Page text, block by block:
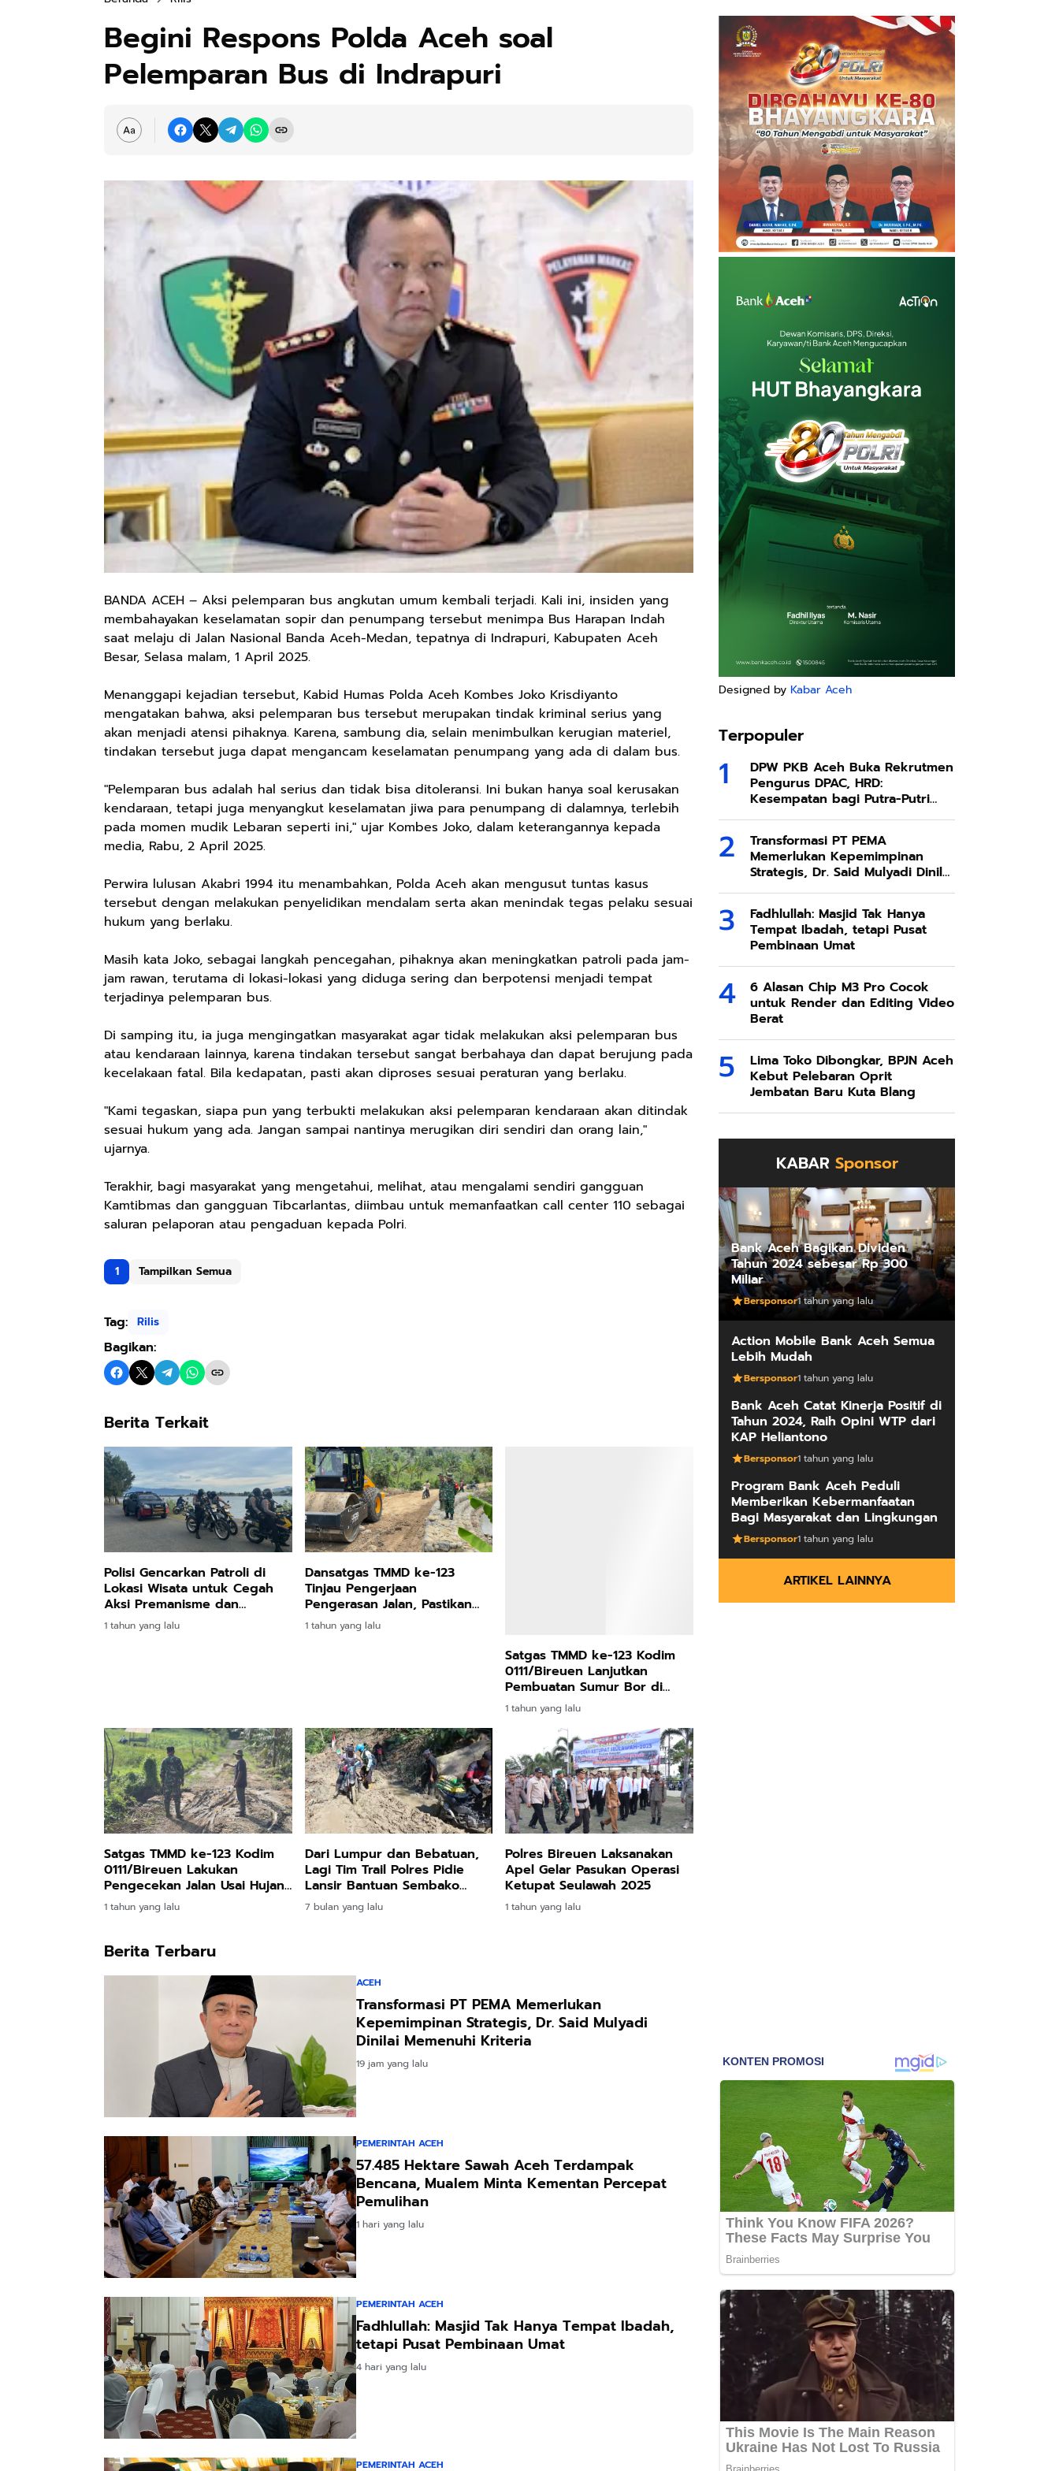
Begini Respons Polda Aceh soal
Pelemparan Bus di Indrapuri
BANDA ACEH – Aksi pelemparan bus angkutan umum kembali terjadi. Kali ini, insiden yang
membahayakan keselamatan sopir dan penumpang tersebut menimpa Bus Harapan Indah
saat melaju di Jalan Nasional Banda Aceh-Medan, tepatnya di Indrapuri, Kabupaten Aceh
Besar, Selasa malam, 1 April 2025.
Menanggapi kejadian tersebut, Kabid Humas Polda Aceh Kombes Joko Krisdiyanto
mengatakan bahwa, aksi pelemparan bus tersebut merupakan tindak kriminal serius yang
akan menjadi atensi pihaknya. Karena, sambung dia, selain menimbulkan kerugian materiel,
tindakan tersebut juga dapat mengancam keselamatan penumpang yang ada di dalam bus.
"Pelemparan bus adalah hal serius dan tidak bisa ditoleransi. Ini bukan hanya soal kerusakan
kendaraan, tetapi juga menyangkut keselamatan jiwa para penumpang di dalamnya, terlebih
pada momen mudik Lebaran seperti ini," ujar Kombes Joko, dalam keterangannya kepada
media, Rabu, 2 April 2025.
Perwira lulusan Akabri 1994 itu menambahkan, Polda Aceh akan mengusut tuntas kasus
tersebut dengan melakukan penyelidikan mendalam serta akan menindak tegas pelaku sesuai
hukum yang berlaku.
Masih kata Joko, sebagai langkah pencegahan, pihaknya akan meningkatkan patroli pada jam-
jam rawan, terutama di lokasi-lokasi yang diduga sering dan berpotensi menjadi tempat
terjadinya pelemparan bus.
Di samping itu, ia juga mengingatkan masyarakat agar tidak melakukan aksi pelemparan bus
atau kendaraan lainnya, karena tindakan tersebut sangat berbahaya dan dapat berujung pada
kecelakaan fatal. Bila kedapatan, pasti akan diproses sesuai peraturan yang berlaku.
"Kami tegaskan, siapa pun yang terbukti melakukan aksi pelemparan kendaraan akan ditindak
sesuai hukum yang ada. Jangan sampai nantinya merugikan diri sendiri dan orang lain,"
ujarnya.
Terakhir, bagi masyarakat yang mengetahui, melihat, atau mengalami sendiri gangguan
Kamtibmas dan gangguan Tibcarlantas, diimbau untuk memanfaatkan call center 110 sebagai
saluran pelaporan atau pengaduan kepada Polri.
1 Tampilkan Semua
Tag: Rilis
Bagikan:
Berita Terkait
Polisi Gencarkan Patroli di
Lokasi Wisata untuk Cegah
Aksi Premanisme dan
Gangguan Kamtibmas
1 tahun yang lalu
Dansatgas TMMD ke-123
Tinjau Pengerjaan
Pengerasan Jalan, Pastikan
Progres Berjalan Lancar
1 tahun yang lalu
Satgas TMMD ke-123 Kodim
0111/Bireuen Lanjutkan
Pembuatan Sumur Bor di
Desa Cot Ketapang
1 tahun yang lalu
Satgas TMMD ke-123 Kodim
0111/Bireuen Lakukan
Pengecekan Jalan Usai Hujan
Deras
1 tahun yang lalu
Dari Lumpur dan Bebatuan,
Lagi Tim Trail Polres Pidie
Lansir Bantuan Sembako
Untuk Warga Rusep Antara
7 bulan yang lalu
Polres Bireuen Laksanakan
Apel Gelar Pasukan Operasi
Ketupat Seulawah 2025
1 tahun yang lalu
Berita Terbaru
ACEH
Transformasi PT PEMA Memerlukan
Kepemimpinan Strategis, Dr. Said Mulyadi
Dinilai Memenuhi Kriteria
19 jam yang lalu
PEMERINTAH ACEH
57.485 Hektare Sawah Aceh Terdampak
Bencana, Mualem Minta Kementan Percepat
Pemulihan
1 hari yang lalu
PEMERINTAH ACEH
Fadhlullah: Masjid Tak Hanya Tempat Ibadah,
tetapi Pusat Pembinaan Umat
4 hari yang lalu
PEMERINTAH ACEH
Designed by Kabar Aceh
Terpopuler
DPW PKB Aceh Buka Rekrutmen
Pengurus DPAC, HRD:
Kesempatan bagi Putra-Putri
Terbaik Aceh
Transformasi PT PEMA
Memerlukan Kepemimpinan
Strategis, Dr. Said Mulyadi Dinilai
Memenuhi Kriteria
Fadhlullah: Masjid Tak Hanya
Tempat Ibadah, tetapi Pusat
Pembinaan Umat
6 Alasan Chip M3 Pro Cocok
untuk Render dan Editing Video
Berat
Lima Toko Dibongkar, BPJN Aceh
Kebut Pelebaran Oprit
Jembatan Baru Kuta Blang
KABAR Sponsor
Bank Aceh Bagikan Dividen
Tahun 2024 sebesar Rp 300
Miliar
Bersponsor1 tahun yang lalu
Action Mobile Bank Aceh Semua
Lebih Mudah
Bersponsor1 tahun yang lalu
Bank Aceh Catat Kinerja Positif di
Tahun 2024, Raih Opini WTP dari
KAP Heliantono
Bersponsor1 tahun yang lalu
Program Bank Aceh Peduli
Memberikan Kebermanfaatan
Bagi Masyarakat dan Lingkungan
Bersponsor1 tahun yang lalu
ARTIKEL LAINNYA